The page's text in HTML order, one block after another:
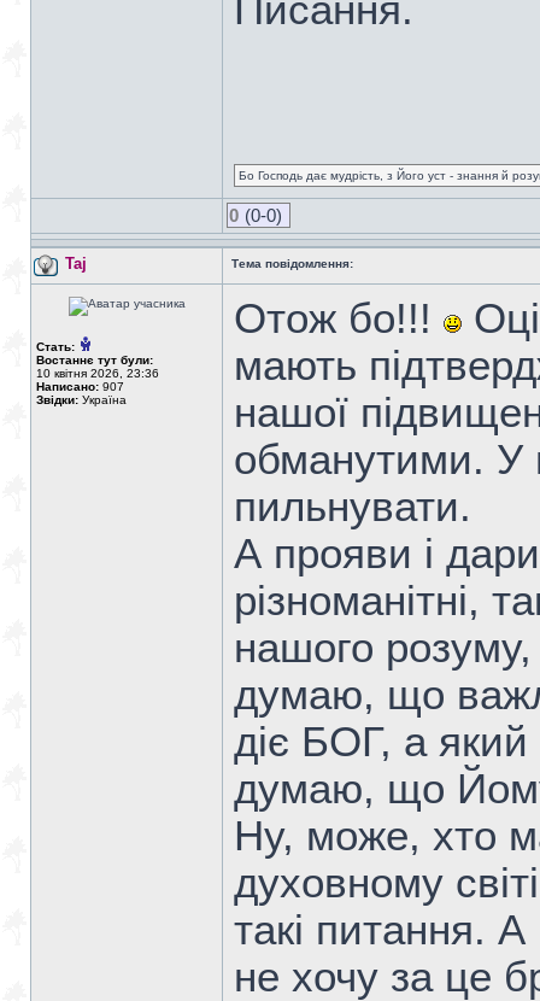
Писання.
Бо Господь дає мудрість, з Його уст - знання й
0 (0-0)
Taj Тема повідомлення:
Стать:
Востаннє тут були:
10 квітня 2026, 23:36
Написано: 907
Звідки: Україна
Отож бо!!!
мають
нашої
обманутими. У
пильнувати.
А прояви і
різноманітні,
нашого
думаю, що
діє БОГ, а
думаю, що
Ну, може, хто
духовному
такі питання.
не хочу за це